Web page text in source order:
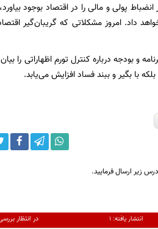
پولی و مالی را در اقتصاد بوجود
داد. امروز مشکلاتی که گریبان‌گیر
و بودجه درباره کنترل تورم اظهاراتی را
با بگیر و ببند فساد افزایش می‌یابد.
زیر ارسال فرمایید.
انتشار یافته:۱ در انتظار